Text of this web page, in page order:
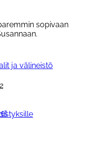
ja välineistö
sopivaan